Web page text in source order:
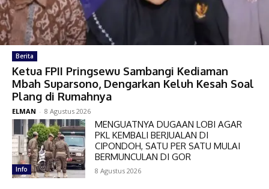
Berita
Ketua FPII Pringsewu Sambangi Kediaman
Mbah Suparsono, Dengarkan Keluh Kesah Soal
Plang di Rumahnya
ELMAN - 8 Agustus 2026
Info
MENGUATNYA DUGAAN LOBI AGAR
PKL KEMBALI BERJUALAN DI
CIPONDOH, SATU PER SATU MULAI
BERMUNCULAN DI GOR
8 Agustus 2026